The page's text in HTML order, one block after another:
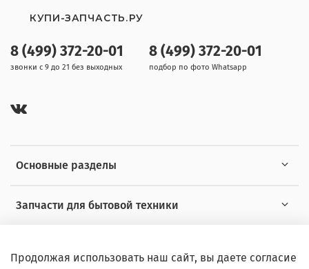
Основные разделы
Запчасти для бытовой техники
8 (499) 372-20-01
звонки с 9 до 21 без выходных
8 (499) 372-20-01
подбор по фото Whatsapp
КУПИ-ЗАПЧАСТЬ.РУ
Продолжая использовать наш сайт, вы даете согласие